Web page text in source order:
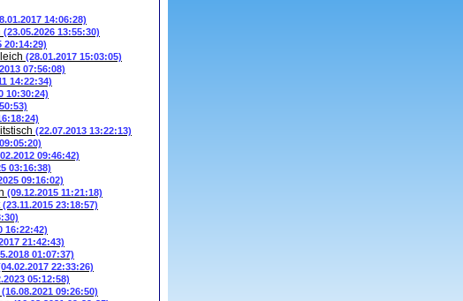
14:06:28)
(23.05.2026 13:55:30)
20:14:29)
(28.01.2017 15:03:05)
07:56:08)
14:22:34)
10:30:24)
(22.07.2013 13:22:13)
09:46:42)
03:16:38)
09:16:02)
(09.12.2015 11:21:18)
(23.11.2015 23:18:57)
16:22:42)
21:42:43)
01:07:37)
22:33:26)
05:12:58)
(16.08.2021 09:26:50)